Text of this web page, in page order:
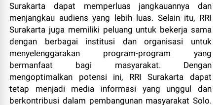
Surakarta dapat memperluas jangkauannya dan
menjangkau audiens yang lebih luas. Selain itu, RRI
Surakarta juga memiliki peluang untuk bekerja sama
dengan berbagai institusi dan organisasi untuk
menyelenggarakan program-program yang
bermanfaat bagi masyarakat. Dengan
mengoptimalkan potensi ini, RRI Surakarta dapat
tetap menjadi media informasi yang unggul dan
berkontribusi dalam pembangunan masyarakat Solo.